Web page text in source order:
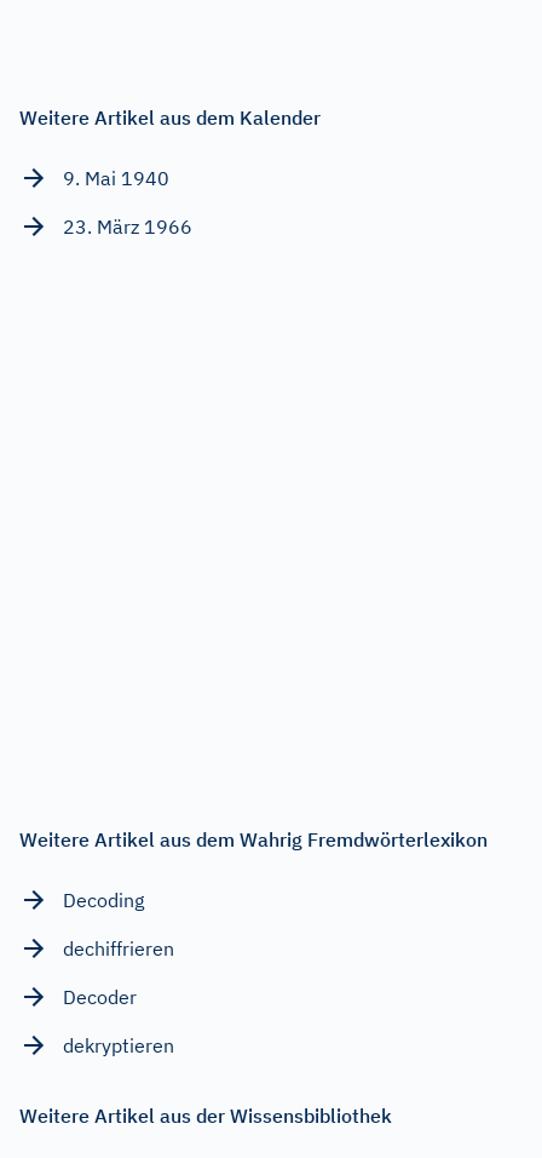
Weitere Artikel aus dem Kalender
9. Mai 1940
23. März 1966
Weitere Artikel aus dem Wahrig Fremdwörterlexikon
Decoding
dechiffrieren
Decoder
dekryptieren
Weitere Artikel aus der Wissensbibliothek